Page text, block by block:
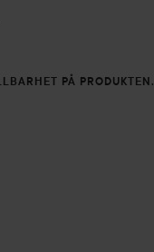
PÅ PRODUKTEN.